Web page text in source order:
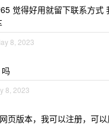
觉得好用就留下联系方式
8, 2023
8, 2023
页版本，我可以注册，可以